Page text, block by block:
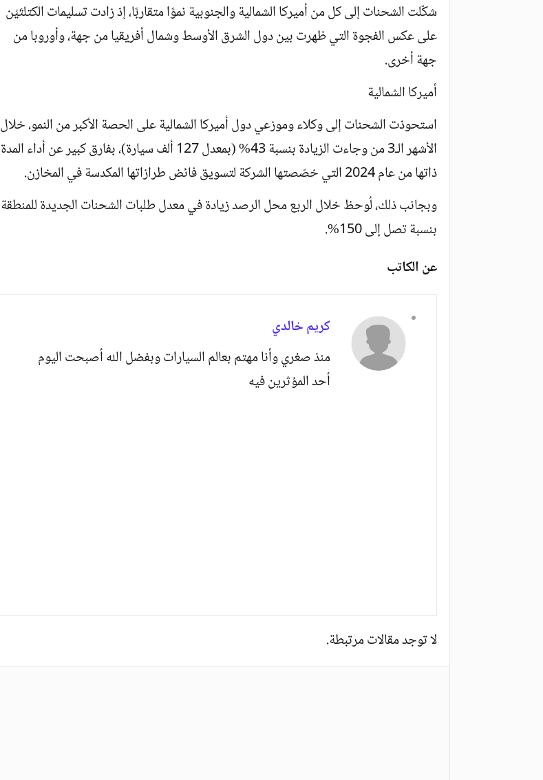
شكّلت الشحنات إلى كل من أميركا الشمالية والجنوبية نموًا متقاربًا، إذ زادت تسليمات الكتلتَيْن
على عكس الفجوة التي ظهرت بين دول الشرق الأوسط وشمال أفريقيا من جهة، وأوروبا من
جهة أخرى.
أميركا الشمالية
استحوذت الشحنات إلى وكلاء وموزعي دول أميركا الشمالية على الحصة الأكبر من النمو، خلال
الأشهر الـ3 من وجاءت الزيادة بنسبة 43% (بمعدل 127 ألف سيارة)، بفارق كبير عن أداء المدة
ذاتها من عام 2024 التي خصّصتها الشركة لتسويق فائض طرازاتها المكدسة في المخازن.
وبجانب ذلك، لُوحظ خلال الربع محل الرصد زيادة في معدل طلبات الشحنات الجديدة للمنطقة
بنسبة تصل إلى 150%.
عن الكاتب
كريم خالدي
منذ صغري وأنا مهتم بعالم السيارات وبفضل الله أصبحت اليوم
أحد المؤثرين فيه
لا توجد مقالات مرتبطة.